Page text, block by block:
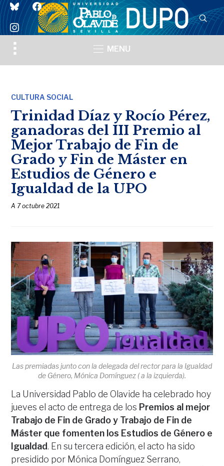
blueskyfacebook
instagram
Toggle
sidebar
MENU
CULTURA SOCIAL
Trinidad Díaz y Rocío Pérez,
ganadoras del III Premio al
Mejor Trabajo de Fin de
Grado y Fin de Máster en
Estudios de Género e
Igualdad de la UPO
A 7 octubre 2021
Las premiadas junto con la delegada del rector para la Igualdad
de Género, Mónica Domínguez ( a la izquierda).
La Universidad Pablo de Olavide ha celebrado hoy
jueves el acto de entrega de los Premios al mejor
Trabajo de Fin de Grado y Trabajo de Fin de
Máster que fomenten los Estudios de Género e
Igualdad. En su tercera edición, el acto ha sido
presidido por Mónica Domínguez Serrano,